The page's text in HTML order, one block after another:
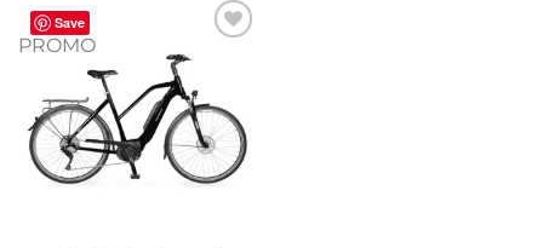
Save
PROMO
Aggiungi
desideri